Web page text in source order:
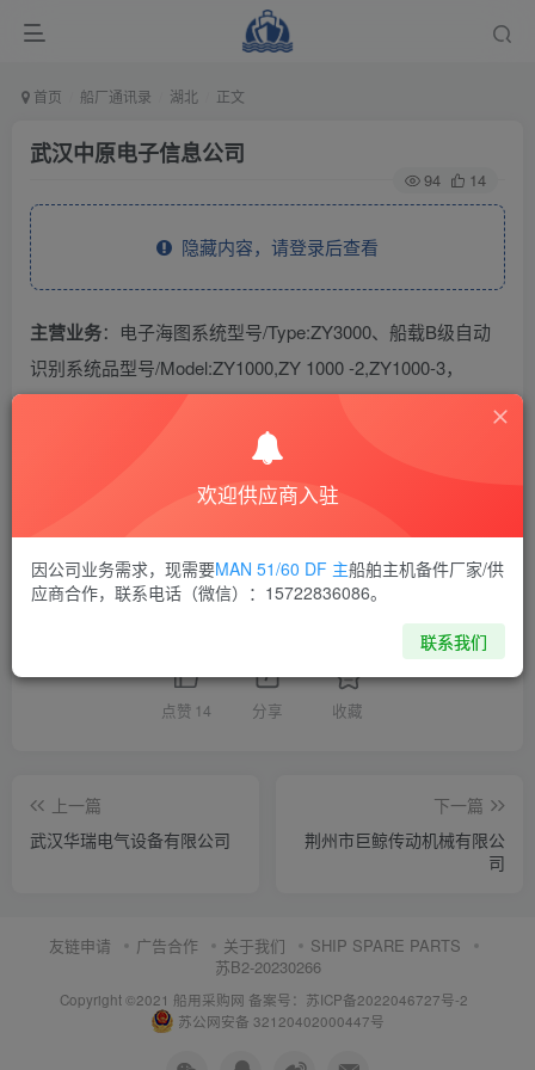
首页 船厂通讯录 湖北 正文
武汉中原电子信息公司
94 14
隐藏内容，请登录后查看
主营业务：电子海图系统型号/Type:ZY3000、船载B级自动
识别系统品型号/Model:ZY1000,ZY 1000 -2,ZY1000-3，
点赞 14 分享 收藏
上一篇
武汉华瑞电气设备有限公司
下一篇
荆州市巨鲸传动机械有限公
司
友链申请 广告合作 关于我们
SHIP SPARE PARTS
苏B2-20230266
Copyright ©2021 船用采购网 备案号：苏ICP备2022046727号-2
苏公网安备 32120402000447号
欢迎供应商入驻
因公司业务需求，现需要MAN 51/60 DF 主船舶主机备件厂家/供
应商合作，联系电话（微信）：15722836086。
联系我们